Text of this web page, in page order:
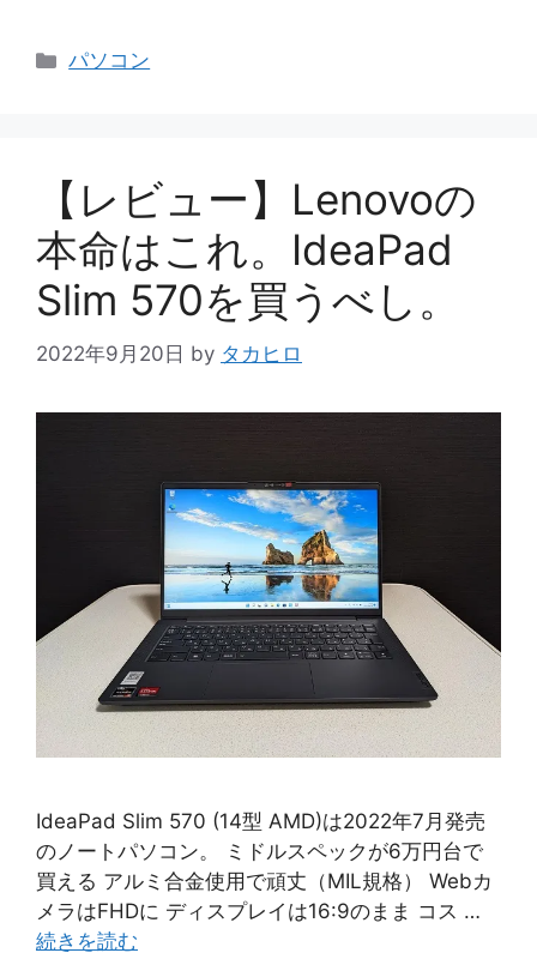
カ
ー
パソコン
【レビュー】Lenovoの
本命はこれ。IdeaPad
Slim 570を買うべし。
2022年9月20日 by タカヒロ
IdeaPad Slim 570 (14型 AMD)は2022年7月発売
のノートパソコン。 ミドルスペックが6万円台で
買える アルミ合金使用で頑丈（MIL規格） Webカ
メラはFHDに ディスプレイは16:9のまま コス …
続きを読む